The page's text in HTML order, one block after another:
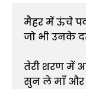
मैहर में ऊंचे
जो भी उनके
तेरी शरण में
सुन ले माँ और